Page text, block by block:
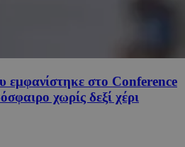
εμφανίστηκε στο Conference
χωρίς δεξί χέρι